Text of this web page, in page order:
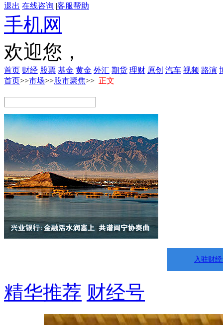
退出 在线咨询 |客服帮助
手机网
欢迎您，
首页 财经 股票 基金 黄金 外汇 期货 理财 原创 汽车 视频 路演
首页>>市场>>股市聚焦>> 正文
入驻财
精华推荐 财经号